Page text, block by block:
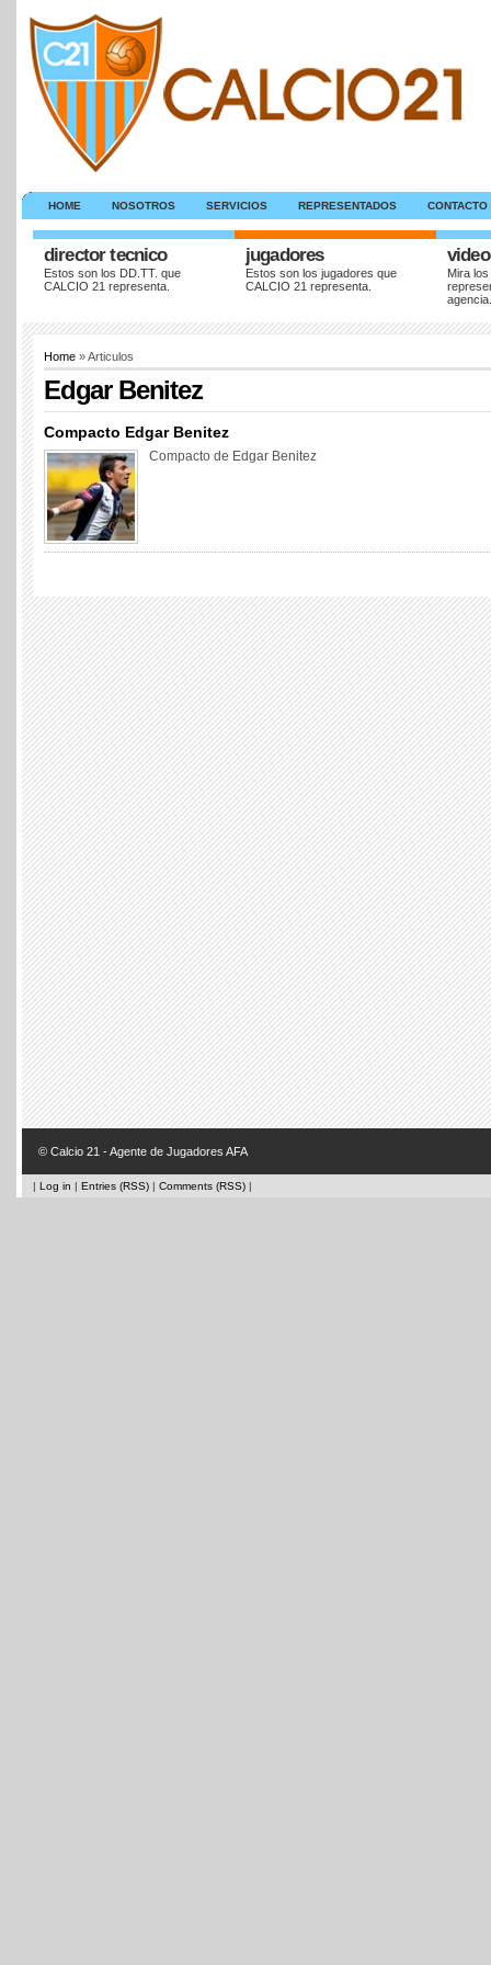
HOME NOSOTROS SERVICIOS REPRESENTADOS CONTACTO
director tecnico
Estos son los DD.TT. que
CALCIO 21 representa.
jugadores
Estos son los jugadores que
CALCIO 21 representa.
Mira
agencia.
Home » Articulos
Edgar Benitez
Compacto Edgar Benitez
Compacto de Edgar Benitez
© Calcio 21 - Agente de Jugadores AFA
| Log in | Entries (RSS) | Comments (RSS) |